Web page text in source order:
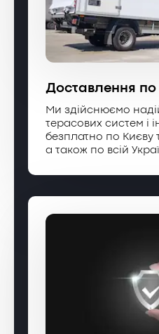
Доставлення по
Ми здійснюємо
терасових систем і
безплатно по Києву
а також по всій